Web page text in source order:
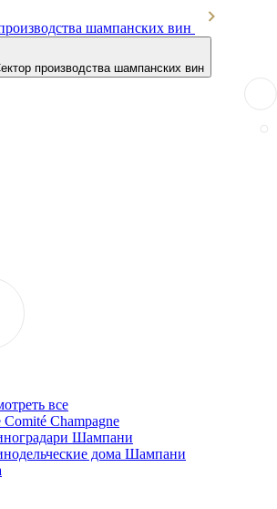
шампанских вин
производства шампанских вин
все
Comité Champagne
Шампани
дома Шампани